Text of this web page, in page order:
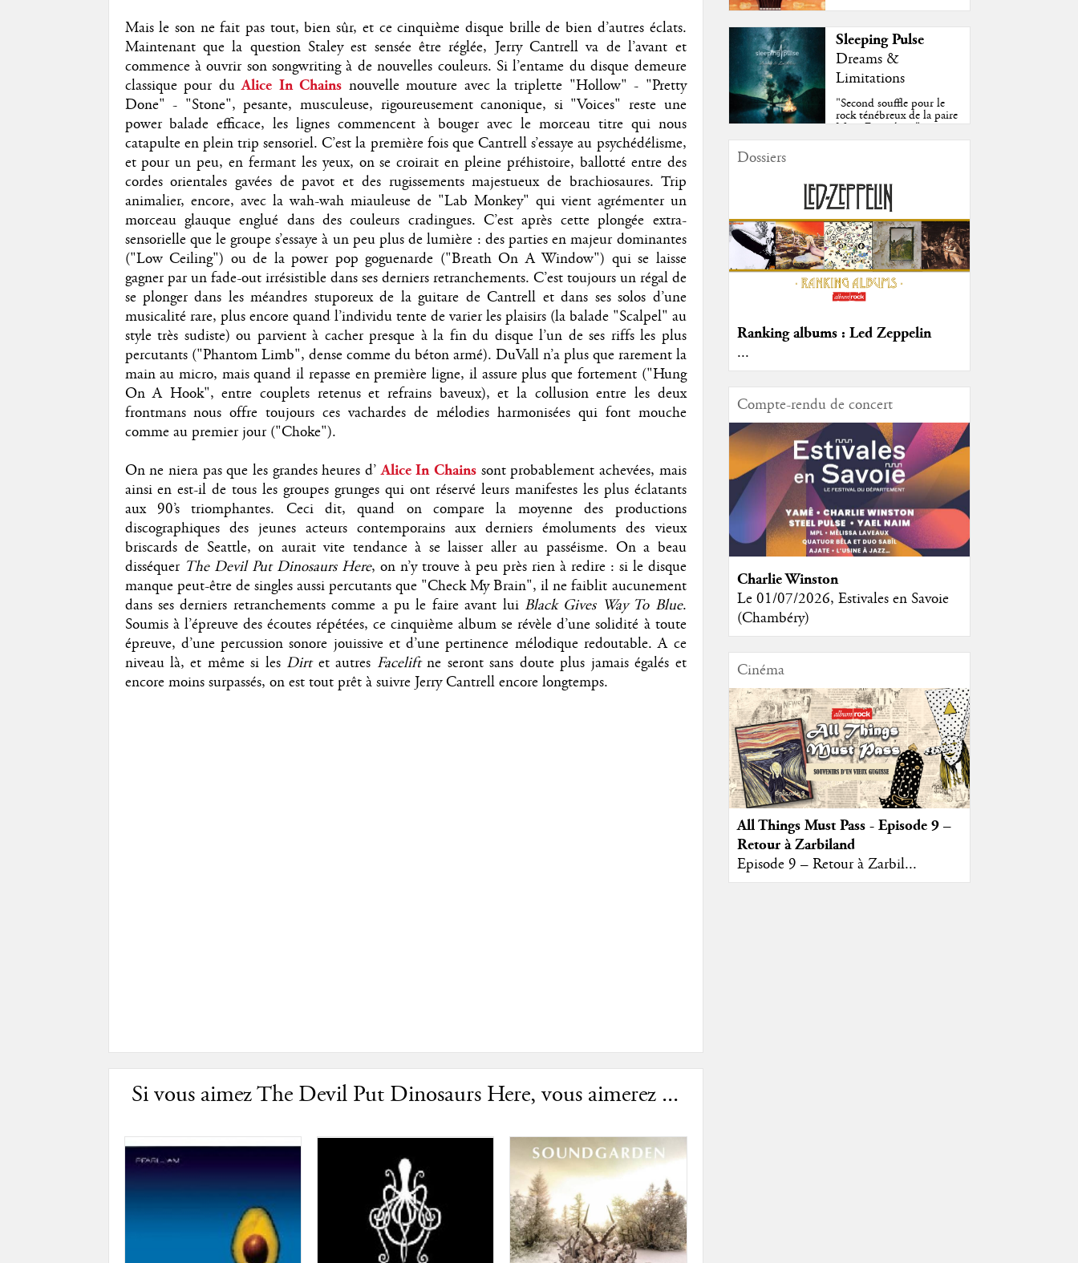
Mais le son ne fait pas tout, bien sûr, et ce cinquième disque brille de bien d’autres éclats.
Maintenant que la question Staley est sensée être réglée, Jerry Cantrell va de l’avant et
commence à ouvrir son songwriting à de nouvelles couleurs. Si l’entame du disque demeure
classique pour duAlice In Chains nouvelle mouture avec la triplette "Hollow" - "Pretty
Done" - "Stone", pesante, musculeuse, rigoureusement canonique, si "Voices" reste une
power balade efficace, les lignes commencent à bouger avec le morceau titre qui nous
catapulte en plein trip sensoriel. C’est la première fois que Cantrell s’essaye au psychédélisme,
et pour un peu, en fermant les yeux, on se croirait en pleine préhistoire, ballotté entre des
cordes orientales gavées de pavot et des rugissements majestueux de brachiosaures. Trip
animalier, encore, avec la wah-wah miauleuse de "Lab Monkey" qui vient agrémenter un
morceau glauque englué dans des couleurs cradingues. C’est après cette plongée extra-
sensorielle que le groupe s’essaye à un peu plus de lumière : des parties en majeur dominantes
("Low Ceiling") ou de la power pop goguenarde ("Breath On A Window") qui se laisse
gagner par un fade-out irrésistible dans ses derniers retranchements. C’est toujours un régal de
se plonger dans les méandres stuporeux de la guitare de Cantrell et dans ses solos d’une
musicalité rare, plus encore quand l’individu tente de varier les plaisirs (la balade "Scalpel" au
style très sudiste) ou parvient à cacher presque à la fin du disque l’un de ses riffs les plus
percutants ("Phantom Limb", dense comme du béton armé). DuVall n’a plus que rarement la
main au micro, mais quand il repasse en première ligne, il assure plus que fortement ("Hung
On A Hook", entre couplets retenus et refrains baveux), et la collusion entre les deux
frontmans nous offre toujours ces vachardes de mélodies harmonisées qui font mouche
comme au premier jour ("Choke").
On ne niera pas que les grandes heures d’Alice In Chains sont probablement achevées, mais
ainsi en est-il de tous les groupes grunges qui ont réservé leurs manifestes les plus éclatants
aux 90’s triomphantes. Ceci dit, quand on compare la moyenne des productions
discographiques des jeunes acteurs contemporains aux derniers émoluments des vieux
briscards de Seattle, on aurait vite tendance à se laisser aller au passéisme. On a beau
disséquer The Devil Put Dinosaurs Here, on n’y trouve à peu près rien à redire : si le disque
manque peut-être de singles aussi percutants que "Check My Brain", il ne faiblit aucunement
dans ses derniers retranchements comme a pu le faire avant lui Black Gives Way To Blue.
Soumis à l’épreuve des écoutes répétées, ce cinquième album se révèle d’une solidité à toute
épreuve, d’une percussion sonore jouissive et d’une pertinence mélodique redoutable. A ce
niveau là, et même si les Dirt et autres Faceliftne seront sans doute plus jamais égalés et
encore moins surpassés, on est tout prêt à suivre Jerry Cantrell encore longtemps.
Si vous aimez The Devil Put Dinosaurs Here, vous aimerez ...
Sleeping Pulse
Dreams &
Limitations
"Second souffle pour le
rock ténébreux de la paire
Moss-Fazendeiro"
Dossiers
Ranking albums : Led Zeppelin
...
Compte-rendu de concert
Charlie Winston
Le 01/07/2026, Estivales en Savoie
(Chambéry)
Cinéma
All Things Must Pass - Episode 9 –
Retour à Zarbiland
Episode 9 – Retour à Zarbil...